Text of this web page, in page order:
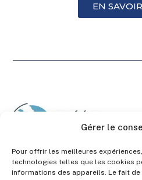
Gérer le
Pour offrir les meilleures
technologies telles que les cookies
informations des appareils. Le fait
EN